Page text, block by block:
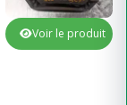
Voir le produit